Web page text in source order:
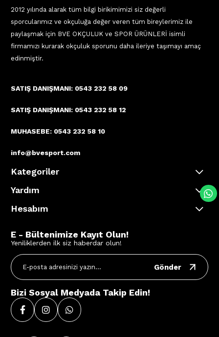
2012 yılında alarak tüm bilgi birikimimizi siz değerli
sporcularımız ve okçuluğa değer veren tüm bireylerimiz ile
paylaşmak için BVE OKÇULUK ve SPOR ÜRÜNLERİ isimli
firmamızı kurarak okçuluk sporunu daha ileriye taşımayı amaç
edinmiştir.
SATIŞ DANIŞMANI: 0543 232 58 09
SATIŞ DANIŞMANI: 0543 232 58 12
MUHASEBE: 0543 232 58 10
info@bvesport.com
Kategoriler
Yardım
Hesabım
E - Bültenimize Kayıt Olun!
Yeniliklerden ilk siz haberdar olun!
Gönder
Bizi Sosyal Medyada Takip Edin!